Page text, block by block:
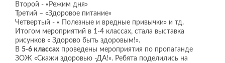
Второй - «Режим дня»
Третий – «Здоровое питание»
Четвертый - « Полезные и вредные привычки» и тд.
Итогом мероприятий в 1-4 классах, стала выставка
рисунков « Здорово быть здоровым!».
В 5-6 классах проведены мероприятия по пропаганде
ЗОЖ «Скажи здоровью -ДА!». Ребята поделились на